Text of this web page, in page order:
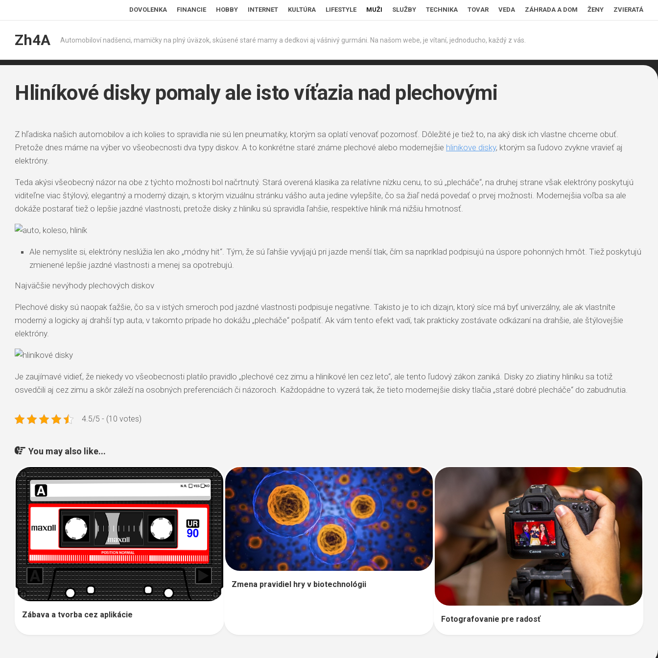
DOVOLENKA FINANCIE HOBBY INTERNET KULTÚRA LIFESTYLE MUŽI SLUŽBY TECHNIKA TOVAR VEDA ZÁHRADA A DOM ŽENY ZVIERATÁ
Zh4A Automobiloví nadšenci, mamičky na plný úväzok, skúsené staré mamy a dedkovi aj vášnivý gurmáni. Na našom webe, je vítaní, jednoducho, každý z vás.
Hliníkové disky pomaly ale isto víťazia nad plechovými
Z hľadiska našich automobilov a ich kolies to spravidla nie sú len pneumatiky, ktorým sa oplatí venovať pozornosť. Dôležité je tiež to, na aký disk ich vlastne chceme obuť.
Pretože dnes máme na výber vo všeobecnosti dva typy diskov. A to konkrétne staré známe plechové alebo modernejšie hlinikove disky, ktorým sa ľudovo zvykne vravieť aj
elektróny.
Teda akýsi všeobecný názor na obe z týchto možnosti bol načrtnutý. Stará overená klasika za relatívne nízku cenu, to sú „plecháče“, na druhej strane však elektróny poskytujú
viditeľne viac štýlový, elegantný a moderný dizajn, s ktorým vizuálnu stránku vášho auta jedine vylepšíte, čo sa žiaľ nedá povedať o prvej možnosti. Modernejšia voľba sa ale
dokáže postarať tiež o lepšie jazdné vlastnosti, pretože disky z hliníku sú spravidla ľahšie, respektíve hliník má nižšiu hmotnosť.
Ale nemyslite si, elektróny neslúžia len ako „módny hit“. Tým, že sú ľahšie vyvíjajú pri jazde menší tlak, čím sa napríklad podpisujú na úspore pohonných hmôt. Tiež poskytujú
zmienené lepšie jazdné vlastnosti a menej sa opotrebujú.
Najväčšie nevýhody plechových diskov
Plechové disky sú naopak ťažšie, čo sa v istých smeroch pod jazdné vlastnosti podpisuje negatívne. Takisto je to ich dizajn, ktorý síce má byť univerzálny, ale ak vlastníte
moderný a logicky aj drahší typ auta, v takomto prípade ho dokážu „plecháče“ pošpatiť. Ak vám tento efekt vadí, tak prakticky zostávate odkázaní na drahšie, ale štýlovejšie
elektróny.
Je zaujímavé vidieť, že niekedy vo všeobecnosti platilo pravidlo „plechové cez zimu a hliníkové len cez leto“, ale tento ľudový zákon zaniká. Disky zo zliatiny hliníku sa totiž
osvedčili aj cez zimu a skôr záleží na osobných preferenciách či názoroch. Každopádne to vyzerá tak, že tieto modernejšie disky tlačia „staré dobré plecháče“ do zabudnutia.
4.5/5 - (10 votes)
You may also like...
Zábava a tvorba cez aplikácie
Zmena pravidiel hry v biotechnológii
Fotografovanie pre radosť